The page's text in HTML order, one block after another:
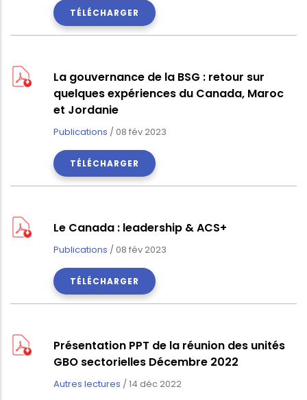
TÉLÉCHARGER
La gouvernance de la BSG : retour sur
quelques expériences du Canada, Maroc
et Jordanie
Publications / 08 fév 2023
TÉLÉCHARGER
Le Canada : leadership & ACS+
Publications / 08 fév 2023
TÉLÉCHARGER
Présentation PPT de la réunion des unités
GBO sectorielles Décembre 2022
Autres lectures /14 déc 2022